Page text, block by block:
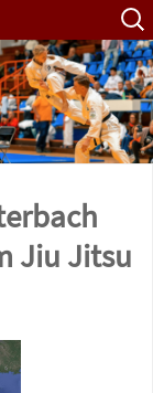
Suche
nach:
Jiu Jitsu